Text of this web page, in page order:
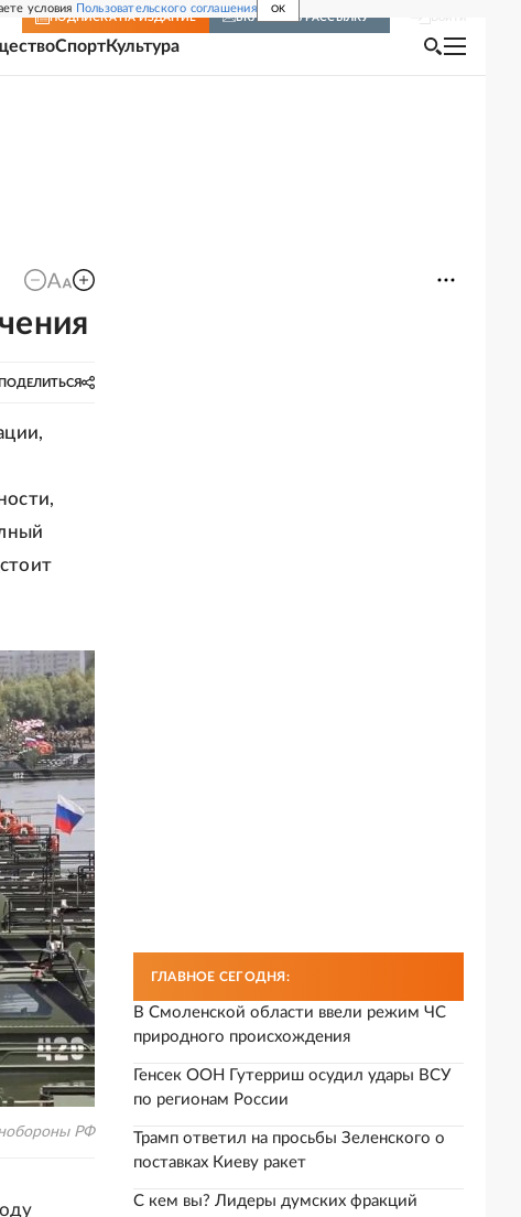
условия Пользовательского соглашения OK
ПОДПИСКА НА ИЗДАНИЕ ВКЛЮЧИТЬ РАССЫЛКУ
СпортКультура
ПОДЕЛИТЬСЯ
РФ
ГЛАВНОЕ СЕГОДНЯ:
В Смоленской области ввели режим ЧС
природного происхождения
Генсек ООН Гутерриш осудил удары ВСУ
по регионам России
Трамп ответил на просьбы Зеленского о
поставках Киеву ракет
С кем вы? Лидеры думских фракций